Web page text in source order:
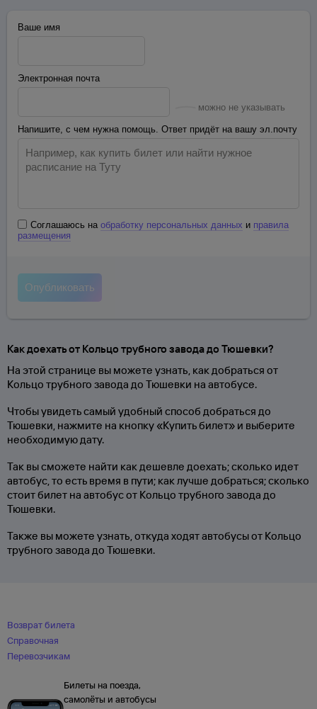
Ваше имя
Электронная почта
можно не указывать
Напишите, с чем нужна помощь. Ответ придёт на вашу эл.почту
Соглашаюсь на обработку персональных данных и правила
размещения
Как доехать от Кольцо трубного завода до Тюшевки?
На этой странице вы можете узнать, как добраться от
Кольцо трубного завода до Тюшевки на автобусе.
Чтобы увидеть самый удобный способ добраться до
Тюшевки, нажмите на кнопку «Купить билет» и выберите
необходимую дату.
Так вы сможете найти как дешевле доехать; сколько идет
автобус, то есть время в пути; как лучше добраться; сколько
стоит билет на автобус от Кольцо трубного завода до
Тюшевки.
Также вы можете узнать, откуда ходят автобусы от Кольцо
трубного завода до Тюшевки.
Возврат билета
Справочная
Перевозчикам
Билеты на поезда,
самолёты и автобусы